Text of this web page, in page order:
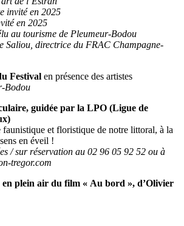
invité en 2025
en 2025
au tourisme de Pleumeur-Bodou
Saliou, directrice du FRAC Champagne-
Festival en présence des artistes
Bodou
guidée par la LPO (Ligue de
faunistique et floristique de notre littoral, à la
en éveil !
/ sur réservation au 02 96 05 92 52 ou à
tregor.com
plein air du film « Au bord », d’Olivier